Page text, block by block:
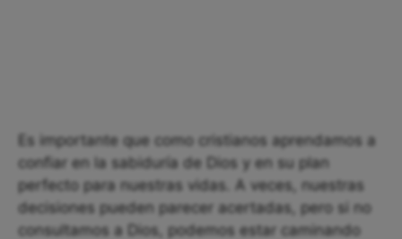
Es importante que como cristianos aprendamos a
confiar en la sabiduría de Dios y en su plan
perfecto para nuestras vidas. A veces, nuestras
decisiones pueden parecer acertadas, pero si no
consultamos a Dios, podemos estar caminando